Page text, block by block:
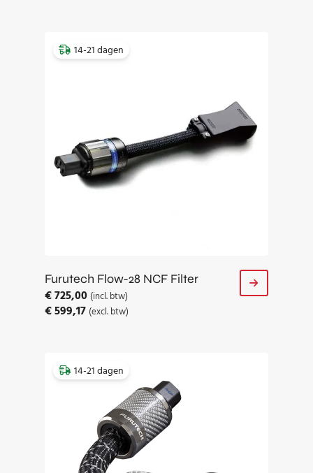
14-21 dagen
Furutech Flow-28 NCF Filter
€725,00 (incl. btw)
€599,17 (excl. btw)
14-21 dagen